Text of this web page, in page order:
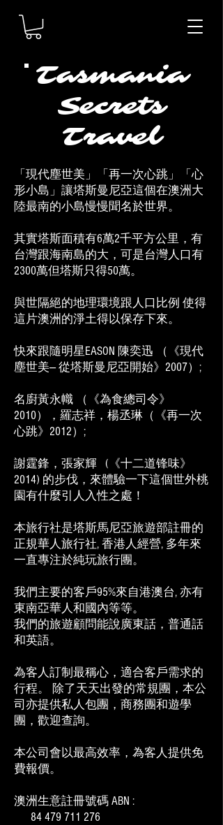
Tasmania
Secrets
Travel
「現代塵世美」「再一次心跳」「心
形小島」讓塔斯曼尼亞這個在澳洲大
陸最南的小島慢慢聞名於世界。
其實塔斯面積有6萬2千平方公里，有
台灣跟海南島的大，可是台灣人口有
2300萬但塔斯只得50萬。
與世隔絕的地理環境跟人口比例 使得
這片澳洲的淨土得以保存下來。
快來跟隨明星EASON 陳奕迅 （《現代
塵世美— 從塔斯曼尼亞開始》2007）;
名廚黃永幟 （《為食總司令》
2010），羅志祥，楊丞琳（《再一次
心跳》2012）;
謝霆鋒，張家輝 (《十二道锋味》
2014) 的步伐，來體驗一下這個世外桃
園有什麼引人入性之處！
本旅行社是塔斯馬尼亞旅遊部註冊的
正規華人旅行社, 香港人經營, 多年來
一直專注於純玩旅行團。
我們主要的客戶95%來自港澳台, 亦有
東南亞華人和國內等等。
我們的旅遊顧問能說廣東話，普通話
和英語。
為客人訂制最稱心，適合客戶需求的
行程。 除了天天出發的常規團，本公
司亦提供私人包團，商務團和遊學
團，歡迎查詢。
本公司會以最高效率，為客人提供免
費報價。
澳洲生意註冊號碼 ABN :
84 479 711 276